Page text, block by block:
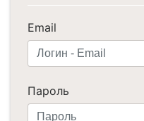
Email
Пароль